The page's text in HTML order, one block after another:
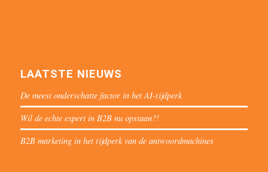
LAATSTE NIEUWS
De meest onderschatte factor in het AI-tijdperk
Wil de echte expert in B2B nu opstaan?!
B2B marketing in het tijdperk van de antwoordmachines